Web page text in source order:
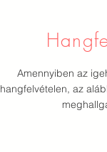
Amennyiben az
hangfelvételen, az